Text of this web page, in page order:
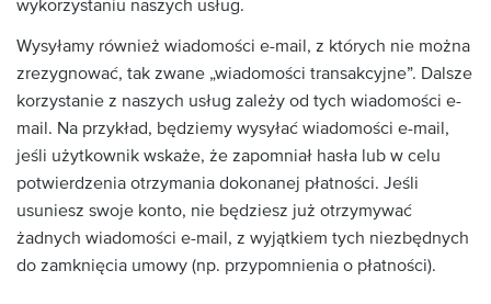
wykorzystaniu naszych usług.
Wysyłamy również wiadomości e-mail, z których nie można
zrezygnować, tak zwane „wiadomości transakcyjne”. Dalsze
korzystanie z naszych usług zależy od tych wiadomości e-
mail. Na przykład, będziemy wysyłać wiadomości e-mail,
jeśli użytkownik wskaże, że zapomniał hasła lub w celu
potwierdzenia otrzymania dokonanej płatności. Jeśli
usuniesz swoje konto, nie będziesz już otrzymywać
żadnych wiadomości e-mail, z wyjątkiem tych niezbędnych
do zamknięcia umowy (np. przypomnienia o płatności).